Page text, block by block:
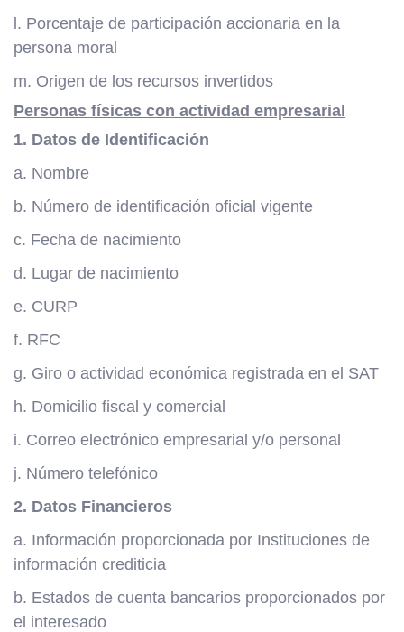
l. Porcentaje de participación accionaria en la
persona moral
m. Origen de los recursos invertidos
Personas físicas con actividad empresarial
1. Datos de Identificación
a. Nombre
b. Número de identificación oficial vigente
c. Fecha de nacimiento
d. Lugar de nacimiento
e. CURP
f. RFC
g. Giro o actividad económica registrada en el SAT
h. Domicilio fiscal y comercial
i. Correo electrónico empresarial y/o personal
j. Número telefónico
2. Datos Financieros
a. Información proporcionada por Instituciones de
información crediticia
b. Estados de cuenta bancarios proporcionados por
el interesado